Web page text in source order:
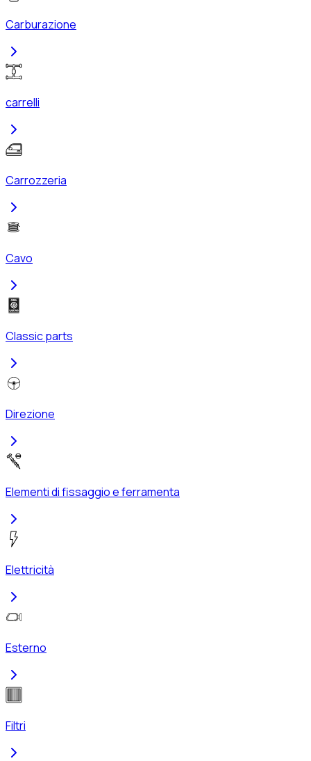
Carburazione
carrelli
Carrozzeria
Cavo
Classic parts
Direzione
Elementi di fissaggio e ferramenta
Elettricità
Esterno
Filtri